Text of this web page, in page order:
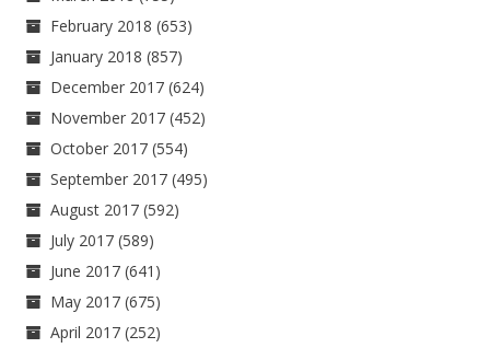
February 2018 (653)
January 2018 (857)
December 2017 (624)
November 2017 (452)
October 2017 (554)
September 2017 (495)
August 2017 (592)
July 2017 (589)
June 2017 (641)
May 2017 (675)
April 2017 (252)